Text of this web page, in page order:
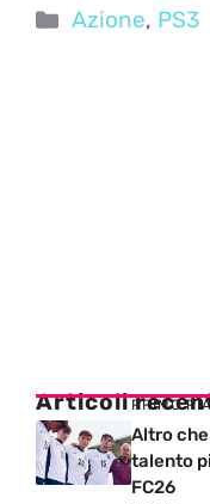
Categorie
Azione, PS3
Articoli PRIMO
Altro
talento
FC26